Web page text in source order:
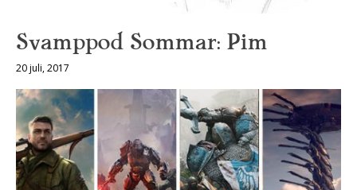
Svamppod Sommar: Pim
20 juli, 2017